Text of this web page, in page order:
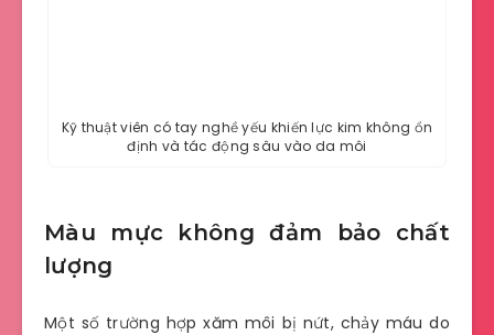
Kỹ thuật viên có tay nghề yếu khiến lực kim không ổn
định và tác động sâu vào da môi
Màu mực không đảm bảo chất
lượng
Một số trường hợp xăm môi bị nứt, chảy máu do